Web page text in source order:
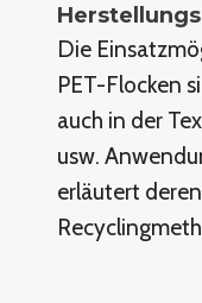
Die
PET-Flocken
auch in der
usw.
erläutert